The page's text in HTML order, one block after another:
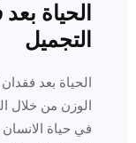
الحياة
التجميل
الوزن من خلال
في حياة